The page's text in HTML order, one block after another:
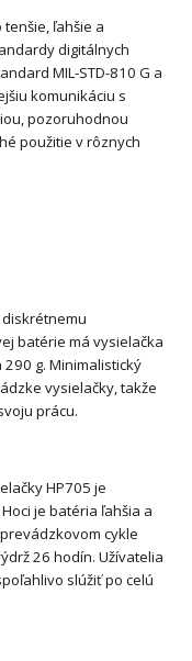
ľahšie a
digitálnych
MIL-STD-810 G a
komunikáciu s
pozoruhodnou
použitie v rôznych
batérie má vysielačka
g. Minimalistický
vysielačky, takže
prácu.
HP705 je
je batéria ľahšia a
cykle
26 hodín. Užívatelia
slúžiť po celú